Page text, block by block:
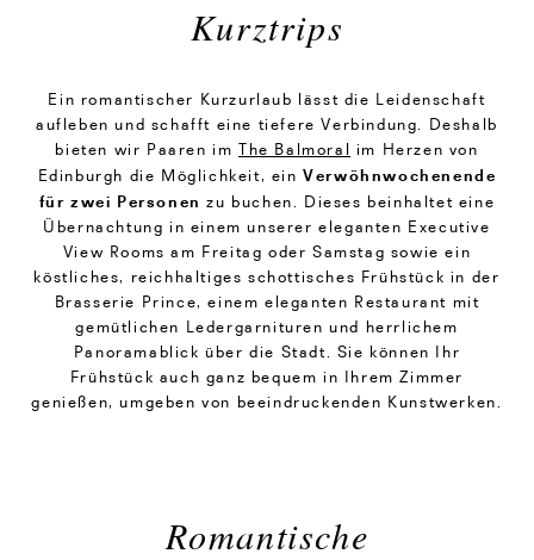
Kurztrips
Ein romantischer Kurzurlaub lässt die Leidenschaft
aufleben und schafft eine tiefere Verbindung. Deshalb
bieten wir Paaren im The Balmoral im Herzen von
Edinburgh die Möglichkeit, einVerwöhnwochenende
für zwei Personen zu buchen. Dieses beinhaltet eine
Übernachtung in einem unserer eleganten Executive
View Rooms am Freitag oder Samstag sowie ein
köstliches, reichhaltiges schottisches Frühstück in der
Brasserie Prince, einem eleganten Restaurant mit
gemütlichen Ledergarnituren und herrlichem
Panoramablick über die Stadt. Sie können Ihr
Frühstück auch ganz bequem in Ihrem Zimmer
genießen, umgeben von beeindruckenden Kunstwerken.
Romantische